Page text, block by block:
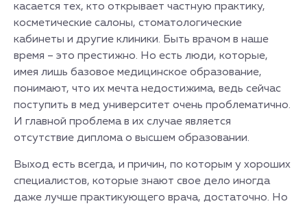
касается тех, кто открывает частную практику,
косметические салоны, стоматологические
кабинеты и другие клиники. Быть врачом в наше
время – это престижно. Но есть люди, которые,
имея лишь базовое медицинское образование,
понимают, что их мечта недостижима, ведь сейчас
поступить в мед университет очень проблематично.
И главной проблема в их случае является
отсутствие диплома о высшем образовании.
Выход есть всегда, и причин, по которым у хороших
специалистов, которые знают свое дело иногда
даже лучше практикующего врача, достаточно. Но